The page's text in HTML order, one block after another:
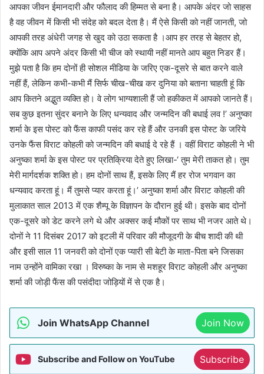
आपका जीवन ईमानदारी और फौलाद की हिम्मत से बना है। आपके अंदर जो साहस
है वह जीवन में किसी भी संदेह को बदल देता है। मैं ऐसे किसी को नहीं जानती, जो
आपकी तरह अंधेरी जगह से खुद को उठा सकता है ।आप हर तरह से बेहतर हो,
क्योंकि आप अपने अंदर किसी भी चीज को स्थायी नहीं मानते आप बहुत निडर हैं।
मुझे पता है कि हम दोनों ही सोशल मीडिया के जरिए एक-दूसरे से बात करने वाले
नहीं हैं, लेकिन कभी-कभी मैं सिर्फ चीख-चीख कर दुनिया को बताना चाहती हूं कि
आप कितने अद्भुत व्यक्ति हो। वे लोग भाग्यशाली हैं जो हकीकत में आपको जानते हैं।
सब कुछ इतना सुंदर बनाने के लिए धन्यवाद और जन्मदिन की बधाई लव !’ अनुष्का
शर्मा के इस पोस्ट को फैंस काफी पसंद कर रहे हैं और उनकी इस पोस्ट के जरिये
उनके फैंस विराट कोहली को जन्मदिन की बधाई दे रहे हैं । वहीं विराट कोहली ने भी
अनुष्का शर्मा के इस पोस्ट पर प्रतिक्रिया देते हुए लिखा-‘ तुम मेरी ताकत हो। तुम
मेरी मार्गदर्शक शक्ति हो। हम दोनों साथ हैं, इसके लिए मैं हर रोज भगवान का
धन्यवाद करता हूं। मैं तुमसे प्यार करता हूं।’ अनुष्का शर्मा और विराट कोहली की
मुलाकात साल 2013 में एक शैम्पू के विज्ञापन के दौरान हुई थी। इसके बाद दोनों
एक-दूसरे को डेट करने लगे थे और अक्सर कई मौकों पर साथ भी नजर आते थे।
दोनों ने 11 दिसंबर 2017 को इटली में परिवार की मौजूदगी के बीच शादी की थी
और इसी साल 11 जनवरी को दोनों एक प्यारी सी बेटी के माता-पिता बने जिसका
नाम उन्होंने वामिका रखा । विरुष्का के नाम से मशहूर विराट कोहली और अनुष्का
शर्मा की जोड़ी फैंस की पसंदीदा जोड़ियों में से एक है।
Join WhatsApp Channel Join Now
Subscribe and Follow on YouTube Subscribe